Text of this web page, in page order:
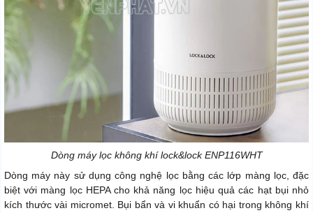
Dòng máy lọc không khí lock&lock ENP116WHT
Dòng máy này sử dụng công nghệ lọc bằng các lớp màng lọc, đặc
biệt với màng lọc HEPA cho khả năng lọc hiệu quả các hạt bụi nhỏ
kích thước vài micromet. Bụi bẩn và vi khuẩn có hại trong không khí